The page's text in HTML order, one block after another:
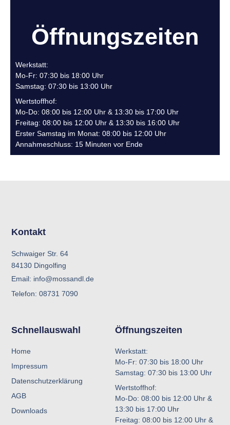
Öffnungszeiten
Werkstatt:
Mo-Fr: 07:30 bis 18:00 Uhr
Samstag: 07:30 bis 13:00 Uhr
Wertstoffhof:
Mo-Do: 08:00 bis 12:00 Uhr & 13:30 bis 17:00 Uhr
Freitag: 08:00 bis 12:00 Uhr & 13:30 bis 16:00 Uhr
Erster Samstag im Monat: 08:00 bis 12:00 Uhr
Annahmeschluss: 15 Minuten vor Ende
Öffnungszeiten
Werkstatt:
Mo-Fr: 07:30 bis 18:00 Uhr
Samstag: 07:30 bis 13:00 Uhr
Wertstoffhof:
Mo-Do: 08:00 bis 12:00 Uhr &
13:30 bis 17:00 Uhr
Freitag: 08:00 bis 12:00 Uhr &
Schnellauswahl
Home
Impressum
Datenschutzerklärung
AGB
Downloads
Kontakt
Schwaiger Str. 64
84130 Dingolfing
Email: info@mossandl.de
Telefon: 08731 7090